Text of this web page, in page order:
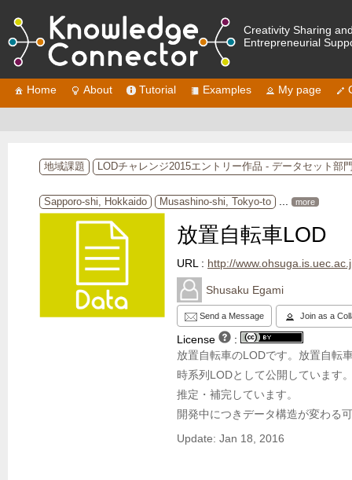
Creativity Sharing
Entrepreneurial
Home About Tutorial Examples My page
地域課題 LODチャレンジ2015エントリー作品 - データセット部
Sapporo-shi, Hokkaido Musashino-shi, Tokyo-to more
放置自転車LOD
URL : http://
Shusaku Egami
Send a Message Join as a
License
:
放置自転車のLODです。放置自転
時系列LODとして公開しています
推定・補完しています。
開発中につきデータ構造が変わる
Update: Jan 18, 2016